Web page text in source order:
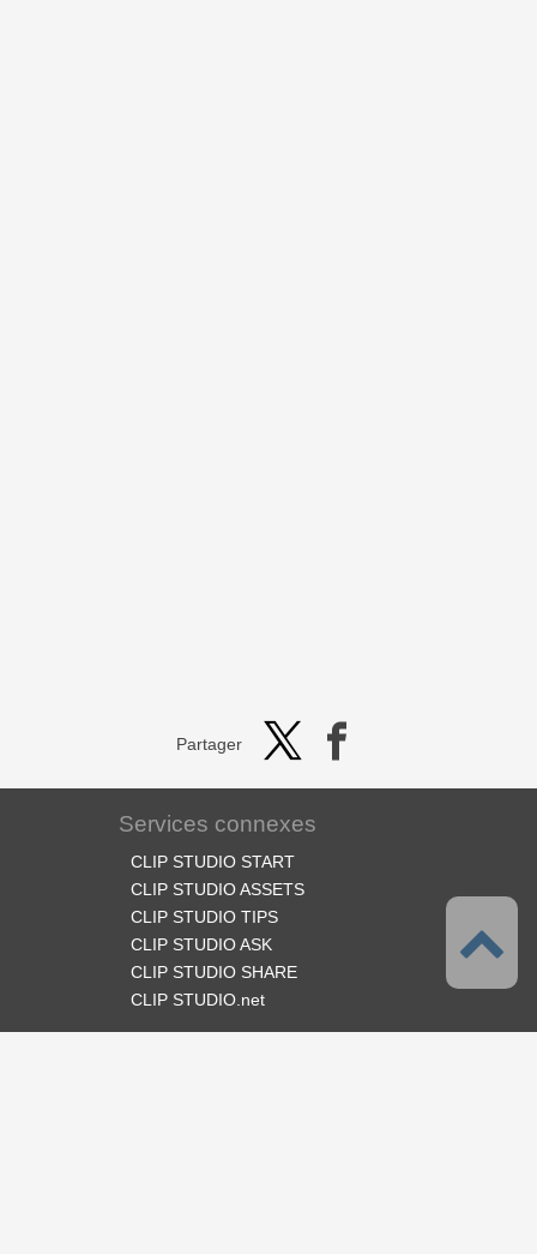
Partager
Services connexes
CLIP STUDIO START
CLIP STUDIO ASSETS
CLIP STUDIO TIPS
CLIP STUDIO ASK
CLIP STUDIO SHARE
CLIP STUDIO.net